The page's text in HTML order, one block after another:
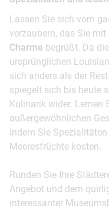
Lassen Sie sich vom
verzaubern, das Sie
Charme begrüßt. Da
ursprünglichen
sich anders als der
spiegelt sich bis heute
Kulinarik wider. Lernen
außergewöhnlichen
indem Sie
Meeresfrüchte kosten.
Runden Sie Ihre
Angebot und dem
interessanter